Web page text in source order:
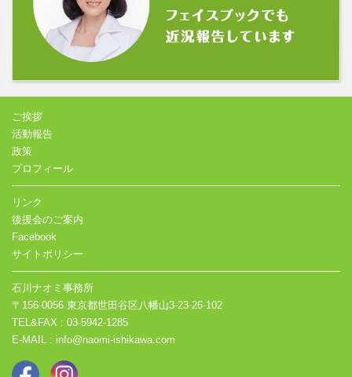
ご挨拶
活動報告
政策
プロフィール
リンク
後援会のご案内
Facebook
サイトポリシー
石川ナオミ事務所
〒156-0056 東京都世田谷区八幡山3-23-26-102
TEL&FAX : 03-5942-1285
E-MAIL : info@naomi-ishikawa.com